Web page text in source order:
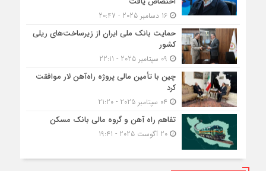
16 دسامبر 2025 - 20:47
حمایت بانک ملی ایران از زیرساخت‌های ریلی
کشور
چین با تأمین مالی پروژه راه‌آهن لار موافقت
کرد
تفاهم راه آهن و گروه مالی بانک مسکن
20 آگوست 2025 - 19:41